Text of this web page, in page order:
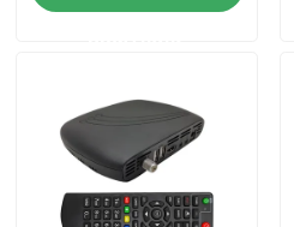
Μετασχηματιστής TV
Μετασχηματιστής DVBC